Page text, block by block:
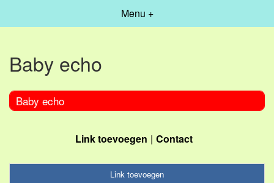
Menu +
Baby echo
Baby echo
Link toevoegen Contact
Link toevoegen